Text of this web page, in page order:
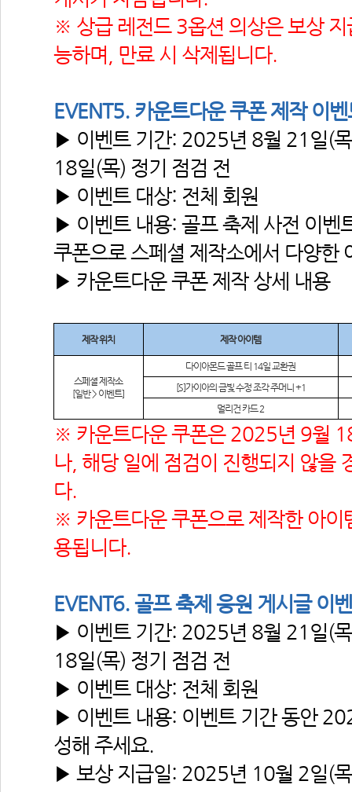
※ 상급 레전드 3옵션 의상은 보상
능하며, 만료 시 삭제됩니다.
EVENT5. 카운트다운 쿠폰 제작 이벤
▶ 이벤트 기간: 2025년 8월 21일(
18일(목) 정기 점검 전
▶ 이벤트 대상: 전체 회원
▶ 이벤트 내용: 골프 축제 사전 이벤
쿠폰으로 스페셜 제작소에서 다양한
▶ 카운트다운 쿠폰 제작 상세 내용
제작 위치 제작 아이템
스페셜 제작소
[일반 > 이벤트]
다이아몬드 골프 티 14일 교환권
[S]가이아의 금빛 수정 조각 주머니 +1
멀리건 카드 2
※ 카운트다운 쿠폰은 2025년 9월
나, 해당 일에 점검이 진행되지 않을
다.
※ 카운트다운 쿠폰으로 제작한 아
용됩니다.
EVENT6. 골프 축제 응원 게시글 이
▶ 이벤트 기간: 2025년 8월 21일(
18일(목) 정기 점검 전
▶ 이벤트 대상: 전체 회원
▶ 이벤트 내용: 이벤트 기간 동안
성해 주세요.
▶ 보상 지급일: 2025년 10월 2일(